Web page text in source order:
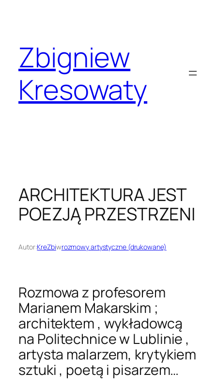
Zbigniew
Kresowaty
ARCHITEKTURA JEST
POEZJĄ PRZESTRZENI
Autor:KreZbiwrozmowy artystyczne (drukowane)
Rozmowa z profesorem
Marianem Makarskim ;
architektem , wykładowcą
na Politechnice w Lublinie ,
artysta malarzem, krytykiem
sztuki , poetą i pisarzem…